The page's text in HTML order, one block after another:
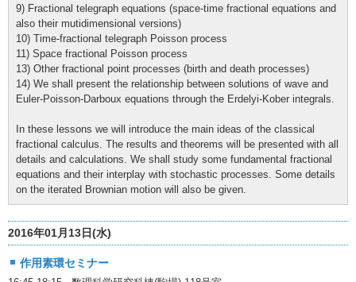
9) Fractional telegraph equations (space-time fractional equations and
also their mutidimensional versions)
10) Time-fractional telegraph Poisson process
11) Space fractional Poisson process
13) Other fractional point processes (birth and death processes)
14) We shall present the relationship between solutions of wave and
Euler-Poisson-Darboux equations through the Erdelyi-Kober integrals.
In these lessons we will introduce the main ideas of the classical
fractional calculus. The results and theorems will be presented with all
details and calculations. We shall study some fundamental fractional
equations and their interplay with stochastic processes. Some details
on the iterated Brownian motion will also be given.
2016年01月13日(水)
作用素環セミナー